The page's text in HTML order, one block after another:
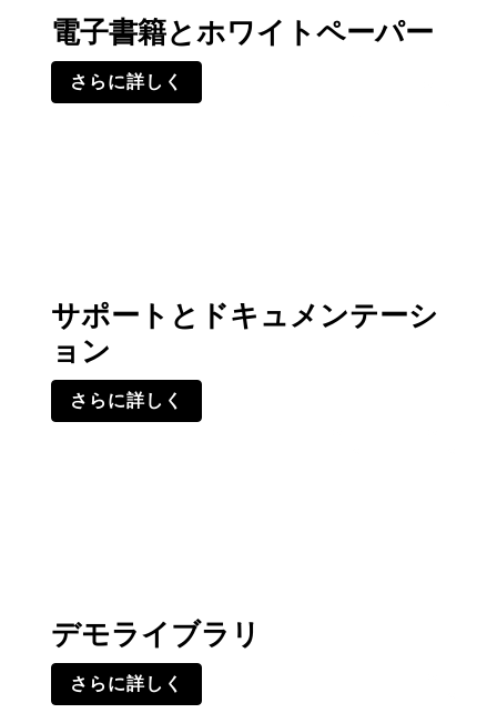
電子書籍とホワイトペーパー
さらに詳しく
サポートとドキュメンテーシ
ョン
さらに詳しく
デモライブラリ
さらに詳しく